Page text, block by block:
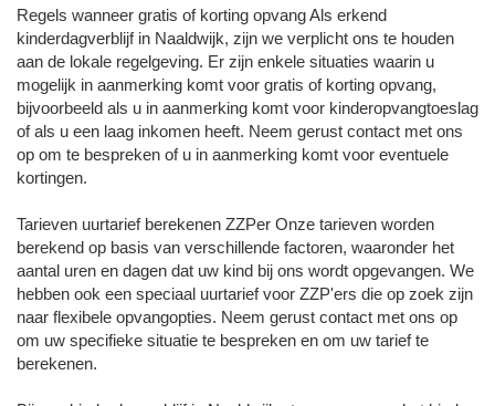
Regels wanneer gratis of korting opvang Als erkend
kinderdagverblijf in Naaldwijk, zijn we verplicht ons te houden
aan de lokale regelgeving. Er zijn enkele situaties waarin u
mogelijk in aanmerking komt voor gratis of korting opvang,
bijvoorbeeld als u in aanmerking komt voor kinderopvangtoeslag
of als u een laag inkomen heeft. Neem gerust contact met ons
op om te bespreken of u in aanmerking komt voor eventuele
kortingen.
Tarieven uurtarief berekenen ZZPer Onze tarieven worden
berekend op basis van verschillende factoren, waaronder het
aantal uren en dagen dat uw kind bij ons wordt opgevangen. We
hebben ook een speciaal uurtarief voor ZZP'ers die op zoek zijn
naar flexibele opvangopties. Neem gerust contact met ons op
om uw specifieke situatie te bespreken en om uw tarief te
berekenen.